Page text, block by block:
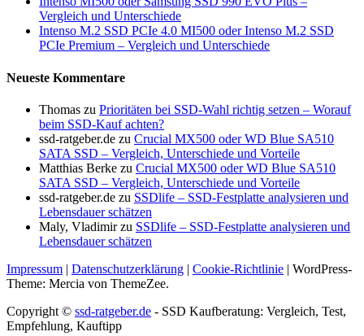
Vergleich und Unterschiede
Intenso M.2 SSD PCIe 4.0 MI500 oder Intenso M.2 SSD
PCIe Premium – Vergleich und Unterschiede
Neueste Kommentare
Thomas zu Prioritäten bei SSD-Wahl richtig setzen – Worauf
beim SSD-Kauf achten?
ssd-ratgeber.de zu Crucial MX500 oder WD Blue SA510
SATA SSD – Vergleich, Unterschiede und Vorteile
Matthias Berke zu Crucial MX500 oder WD Blue SA510
SATA SSD – Vergleich, Unterschiede und Vorteile
ssd-ratgeber.de zu SSDlife – SSD-Festplatte analysieren und
Lebensdauer schätzen
Maly, Vladimirzu SSDlife – SSD-Festplatte analysieren und
Lebensdauer schätzen
Impressum | Datenschutzerklärung | Cookie-Richtlinie | WordPress-
Theme: Mercia von ThemeZee.
Copyright © ssd-ratgeber.de - SSD Kaufberatung: Vergleich, Test,
Empfehlung, Kauftipp